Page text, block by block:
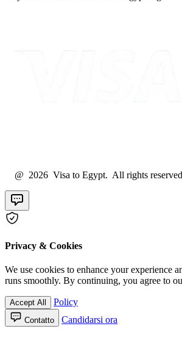
@ 2026 Visa to Egypt. All rights
Privacy & Cookies
We use cookies to enhance your experience
runs smoothly. By continuing, you agree to
Accept All Policy
Contatto Candidarsi ora